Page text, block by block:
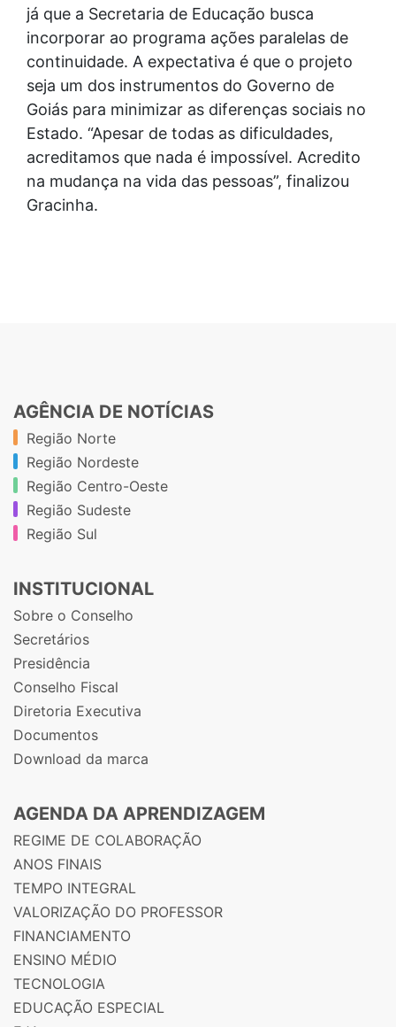
já que a Secretaria de Educação busca
incorporar ao programa ações paralelas de
continuidade. A expectativa é que o projeto
seja um dos instrumentos do Governo de
Goiás para minimizar as diferenças sociais no
Estado. “Apesar de todas as dificuldades,
acreditamos que nada é impossível. Acredito
na mudança na vida das pessoas”, finalizou
Gracinha.
AGÊNCIA DE NOTÍCIAS
Região Norte
Região Nordeste
Região Centro-Oeste
Região Sudeste
Região Sul
INSTITUCIONAL
Sobre o Conselho
Secretários
Presidência
Conselho Fiscal
Diretoria Executiva
Documentos
Download da marca
AGENDA DA APRENDIZAGEM
REGIME DE COLABORAÇÃO
ANOS FINAIS
TEMPO INTEGRAL
VALORIZAÇÃO DO PROFESSOR
FINANCIAMENTO
ENSINO MÉDIO
TECNOLOGIA
EDUCAÇÃO ESPECIAL